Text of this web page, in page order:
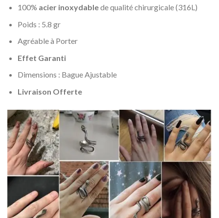
100% acier inoxydablede qualité chirurgicale (316L)
Poids : 5.8 gr
Agréable à Porter
Effet Garanti
Dimensions : Bague Ajustable
Livraison Offerte